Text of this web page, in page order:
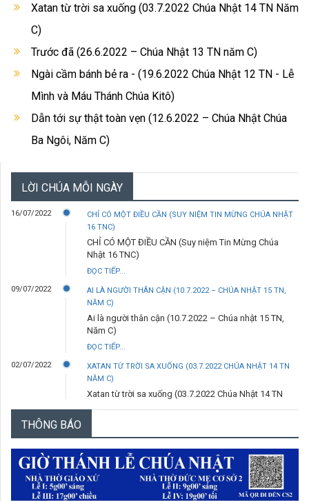
Xatan từ trời sa xuống (03.7.2022 Chúa Nhật 14 TN Năm
C)
Trước đã (26.6.2022 – Chúa Nhật 13 TN năm C)
Ngài cầm bánh bẻ ra - (19.6.2022 Chúa Nhật 12 TN - Lễ
Mình và Máu Thánh Chúa Kitô)
Dẫn tới sự thật toàn vẹn (12.6.2022 – Chúa Nhật Chúa
Ba Ngôi, Năm C)
LỜI CHÚA MỖI NGÀY
16/07/2022
CHỈ CÓ MỘT ĐIỀU CẦN (SUY NIỆM TIN MỪNG CHÚA NHẬT
16 TNC)
CHỈ CÓ MỘT ĐIỀU CẦN (Suy niệm Tin Mừng Chúa
Nhật 16 TNC)
ĐỌC TIẾP...
09/07/2022
AI LÀ NGƯỜI THÂN CẬN (10.7.2022 – CHÚA NHẬT 15 TN,
NĂM C)
Ai là người thân cận (10.7.2022 – Chúa nhật 15 TN,
Năm C)
ĐỌC TIẾP...
02/07/2022
XATAN TỪ TRỜI SA XUỐNG (03.7.2022 CHÚA NHẬT 14 TN
NĂM C)
Xatan từ trời sa xuống (03.7.2022 Chúa Nhật 14 TN
29/06/2022
VÀ THÁNH PHAOLÔ TÔNG ĐỒ)
Anh là tảng đá (29.6.2022 – Thứ Tư- Lễ thánh Phêrô
và thánh Phaolô tông đồ)
ĐỌC TIẾP...
THÔNG BÁO